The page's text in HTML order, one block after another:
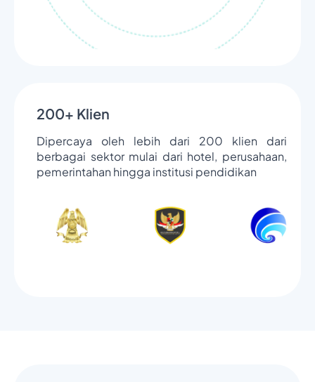
200+ Klien
Dipercaya oleh lebih dari 200 klien dari
berbagai sektor mulai dari hotel, perusahaan,
pemerintahan hingga institusi pendidikan